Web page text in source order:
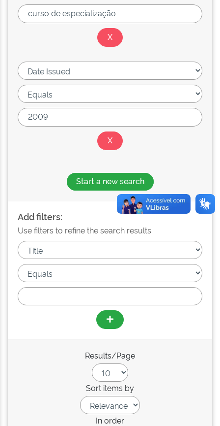
Start a new search
Add filters:
Use filters to refine the search results.
Results/Page
Sort items by
In order